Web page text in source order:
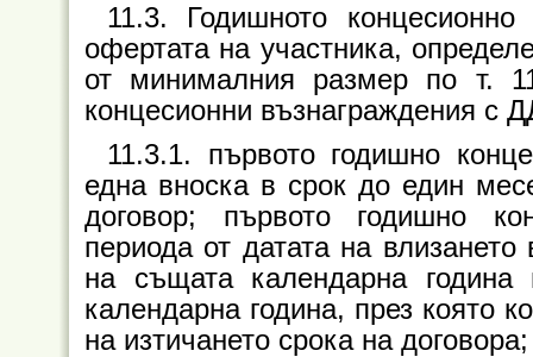
11.3. Годишното
офертата на участника,
от минималния размер по т.
концесионни възнаграждения с
11.3.1. първото годишно
една вноска в срок до един
договор; първото годишно
периода от датата на
на същата календарна
календарна година, през която
на изтичането срока на договора;